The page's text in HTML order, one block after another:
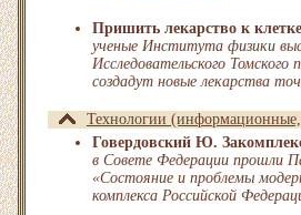
Пришить лекарство к клетке
ученые Института физики
Исследовательского Томского
создадут новые лекарства
Технологии
Говердовский Ю.
в Совете Федерации прошли
«Состояние и проблемы
комплекса Российской